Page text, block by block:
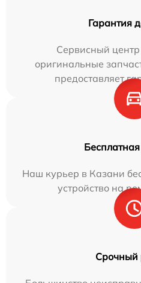
Гарантия
Сервисный
оригинальные
предоставляет
Наш курьер в Казани
устройство на
Срочный